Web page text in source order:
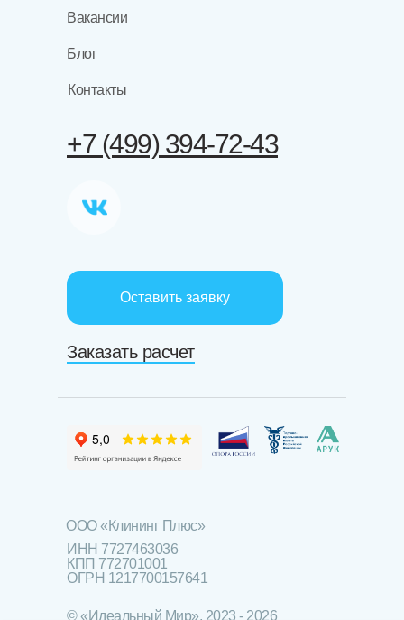
Вакансии
+7 (499) 394-72-43
Оставить заявку
Заказать расчет
ИНН 7727463036
КПП 772701001
ОГРН 1217700157641
ООО «Клининг Плюс»
© «Идеальный Мир», 2023 - 2026
Блог
Контакты